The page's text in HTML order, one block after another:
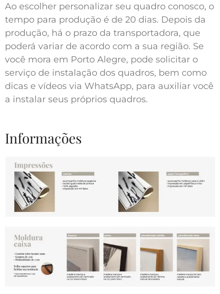
Ao escolher personalizar seu quadro conosco, o
tempo para produção é de 20 dias. Depois da
produção, há o prazo da transportadora, que
poderá variar de acordo com a sua região. Se
você mora em Porto Alegre, pode solicitar o
serviço de instalação dos quadros, bem como
dicas e vídeos via WhatsApp, para auxiliar você
a instalar seus próprios quadros.
Informações